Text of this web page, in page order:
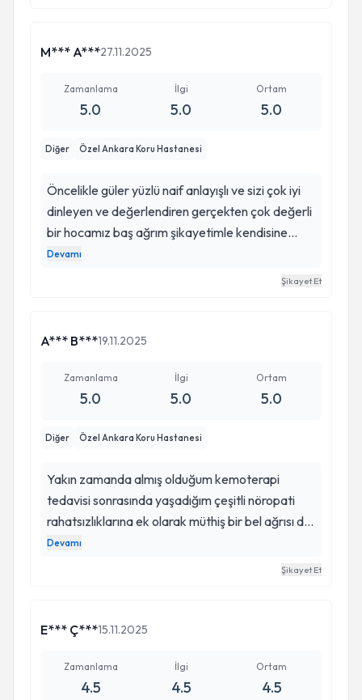
M*** A***27.11.2025
Zamanlama
5.0
İlgi
5.0
Ortam
5.0
Diğer Özel Ankara Koru Hastanesi
Öncelikle güler yüzlü naif anlayışlı ve sizi çok iyi
dinleyen ve değerlendiren gerçekten çok değerli
bir hocamız baş ağrım şikayetimle kendisine
muayene oldum 3 yıldır kapı kapı hastane
hastane gezmedim yer kalmadı mucize gibi
kavuştum sayenizde
Devamı
Şikayet Et
A*** B***19.11.2025
Zamanlama
5.0
İlgi
5.0
Ortam
5.0
Diğer Özel Ankara Koru Hastanesi
Yakın zamanda almış olduğum kemoterapi
tedavisi sonrasında yaşadığım çeşitli nöropati
rahatsızlıklarına ek olarak müthiş bir bel ağrısı da
yaşayınca, Gülşah Hocama muayeneye gitmem
ile yollarımız kesişti. Sıcacık karşılaması, gülen
sağladığı için buradan kendisine tekrar teşekkür
anlayabileceğim şekilde ve tane tane yapılacak
olan tetkik ve görüntüleme metodunu detaylı bir
Devamı
Şikayet Et
E*** Ç***15.11.2025
Zamanlama
4.5
İlgi
4.5
Ortam
4.5